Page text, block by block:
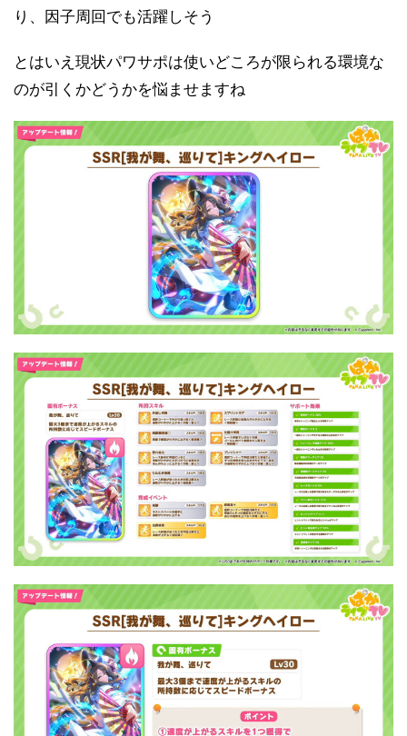
り、因子周回でも活躍しそう
とはいえ現状パワサポは使いどころが限られる環境な
のが引くかどうかを悩ませますね